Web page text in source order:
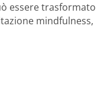
essere trasformato
mindfulness,